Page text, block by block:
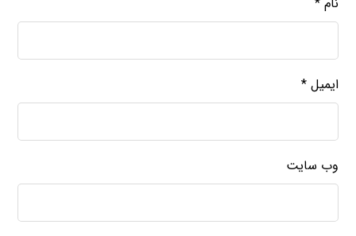
ایمیل*
وب‌ سایت